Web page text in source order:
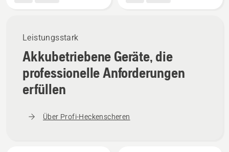
Leistungsstark
Akkubetriebene Geräte, die
professionelle Anforderungen
erfüllen
Über Profi-Heckenscheren